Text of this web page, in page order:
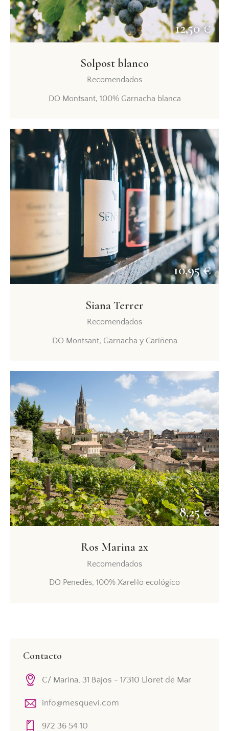
12,50 €
Solpost blanco
Recomendados
DO Montsant, 100% Garnacha blanca
10,95 €
Siana Terrer
Recomendados
DO Montsant, Garnacha y Cariñena
8,25 €
Ros Marina 2x
Recomendados
DO Penedès, 100% Xarel·lo ecológico
Contacto
C/ Marina, 31 Bajos - 17310 Lloret de Mar
info@mesquevi.com
972 36 54 10